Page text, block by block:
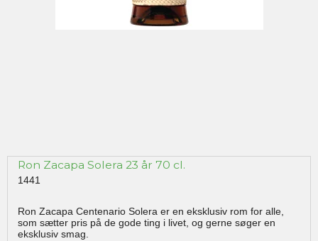
Ron Zacapa Solera 23 år 70 cl.
1441
Ron Zacapa Centenario Solera er en eksklusiv rom for alle,
som sætter pris på de gode ting i livet, og gerne søger en
eksklusiv smag.